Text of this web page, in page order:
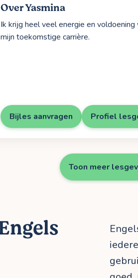
Over Yasmina
Ik krijg heel veel energie en
mijn toekomstige carrière.
Bijles aanvragen Profiel
Toon meer